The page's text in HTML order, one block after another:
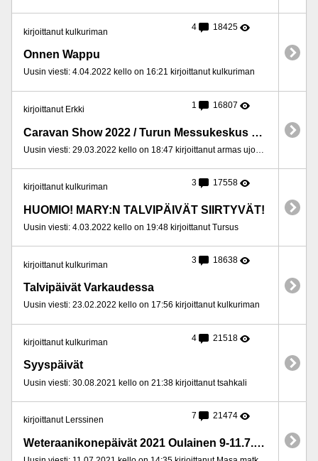
kirjoittanut kulkuriman 4 18425
Onnen Wappu
Uusin viesti: 4.04.2022 kello on 16:21 kirjoittanut kulkuriman
kirjoittanut Erkki 1 16807
Caravan Show 2022 / Turun Messukeskus pe-su 22.-24.4
kirjoittanut kulkuriman 3 17558
HUOMIO! MARY:N TALVIPÄIVÄT SIIRTYVÄT!
Uusin viesti: 4.03.2022 kello on 19:48 kirjoittanut Tursus
kirjoittanut kulkuriman 3 18638
Talvipäivät Varkaudessa
Uusin viesti: 23.02.2022 kello on 17:56 kirjoittanut kulkuriman
kirjoittanut kulkuriman 4 21518
Syyspäivät
Uusin viesti: 30.08.2021 kello on 21:38 kirjoittanut tsahkali
kirjoittanut Lerssinen 7 21474
Weteraanikonepäivät 2021 Oulainen 9-11.7.2021